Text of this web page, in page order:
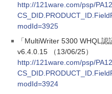
http://121ware.com/psp/
modId=3925
「MultiWriter 5300 WHQL認
v6.4.0.15 （13/06/25）
http://121ware.com/psp/
modId=3924